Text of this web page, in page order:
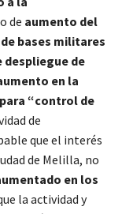
de aumento del
bases militares
despliegue de
en la
“control de
de
que el interés
de Melilla, no
en los
la actividad y